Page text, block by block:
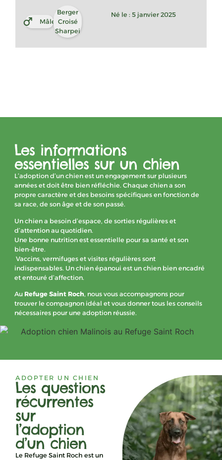
Mâle
Berger
Croisé
Sharpei
Né le : 5 janvier 2025
Les informations
essentielles sur un chien
L’adoption d’un chien est un engagement sur plusieurs
années et doit être bien réfléchie. Chaque chien a son
propre caractère et des besoins spécifiques en fonction de
sa race, de son âge et de son passé.
Un chien a besoin d’espace, de sorties régulières et
d’attention au quotidien.
Une bonne nutrition est essentielle pour sa santé et son
bien-être.
Vaccins, vermifuges et visites régulières sont
indispensables. Un chien épanoui est un chien bien encadré
et entouré d’affection.
Au Refuge Saint Roch, nous vous accompagnons pour
trouver le compagnon idéal et vous donner tous les conseils
nécessaires pour une adoption réussie.
ADOPTER UN CHIEN
Les questions
récurrentes
sur
l’adoption
d’un chien
Le Refuge Saint Roch est un